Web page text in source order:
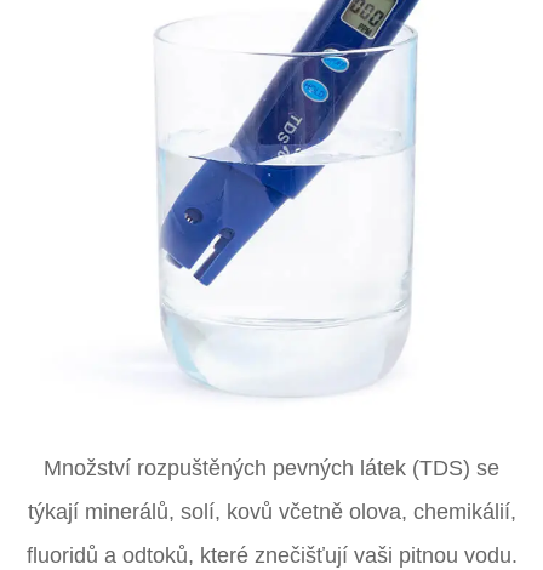
Množství rozpuštěných pevných látek (TDS) se
týkají minerálů, solí, kovů včetně olova, chemikálií,
fluoridů a odtoků, které znečišťují vaši pitnou vodu.